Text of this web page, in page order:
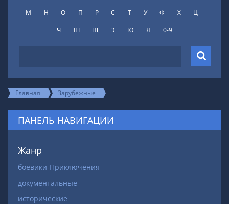
М
Н О П Р С Т У Ф X
Ц
Ч
Ш Щ Э Ю Я 0-9
Главная Зарубежные
ПАНЕЛЬ НАВИГАЦИИ
Жанр
боевики-Приключения
документальные
исторические